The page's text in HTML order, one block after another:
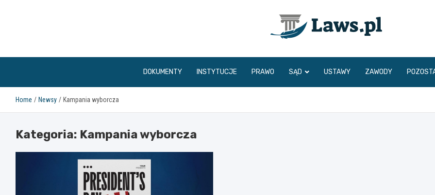
www.laws.pl
DOKUMENTY INSTYTUCJE PRAWO SĄD USTAWY ZAWODY
Home Newsy Kampania wyborcza
Kategoria: Kampania wyborcza